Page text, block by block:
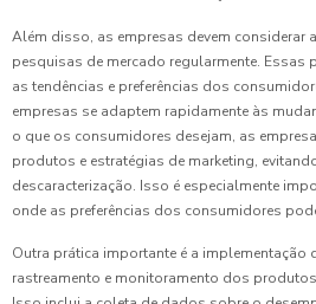
Além disso, as empresas devem considerar
pesquisas de mercado regularmente. Essas
as tendências e preferências dos
empresas se adaptem rapidamente às
o que os consumidores desejam, as
produtos e estratégias de marketing,
descaracterização. Isso é especialmente
onde as preferências dos consumidores
Outra prática importante é a implementação
rastreamento e monitoramento dos